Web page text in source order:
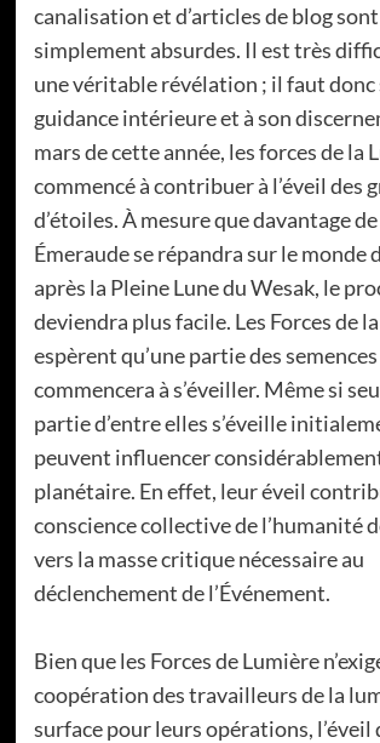
canalisation et d’articles de blog
simplement absurdes. Il est très
une véritable révélation ; il faut donc
guidance intérieure et à son
mars de cette année, les forces de la
commencé à contribuer à l’éveil des
d’étoiles. À mesure que davantage
Émeraude se répandra sur le monde
après la Pleine Lune du Wesak, le
deviendra plus facile. Les Forces de
espèrent qu’une partie des
commencera à s’éveiller. Même si
partie d’entre elles s’éveille
peuvent influencer
planétaire. En effet, leur éveil
conscience collective de l’humanité
vers la masse critique nécessaire au
déclenchement de l’Événement.
Bien que les Forces de Lumière
coopération des travailleurs de la
surface pour leurs opérations, l’éveil